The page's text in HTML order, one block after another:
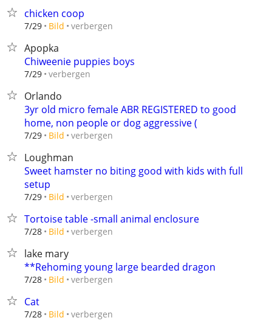
chicken coop
7/29 Bild verbergen
Apopka
Chiweenie puppies boys
7/29 verbergen
Orlando
3yr old micro female ABR REGISTERED to good
home, non people or dog aggressive (
7/29 Bild verbergen
Loughman
Sweet hamster no biting good with kids with full
setup
7/29 Bild verbergen
Tortoise table -small animal enclosure
7/28 Bild verbergen
lake mary
**Rehoming young large bearded dragon
7/28 Bild verbergen
Cat
7/28 Bild verbergen